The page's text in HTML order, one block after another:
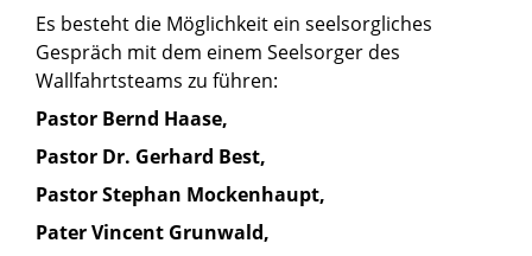
Es besteht die Möglichkeit ein seelsorgliches
Gespräch mit dem einem Seelsorger des
Wallfahrtsteams zu führen:
Pastor Bernd Haase,
Pastor Dr. Gerhard Best,
Pastor Stephan Mockenhaupt,
Pater Vincent Grunwald,